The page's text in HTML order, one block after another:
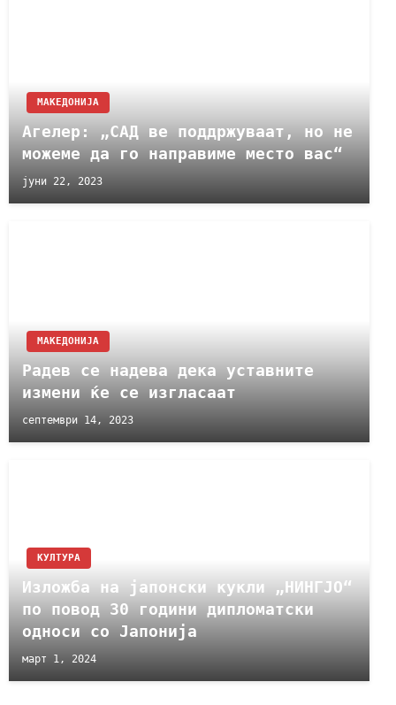
МАКЕДОНИЈА
Агелер: „САД ве поддржуваат, но не
можеме да го направиме место вас“
јуни 22, 2023
МАКЕДОНИЈА
Радев се надева дека уставните
измени ќе се изгласаат
септември 14, 2023
КУЛТУРА
Изложба на јапонски кукли „НИНГЈО“
по повод 30 години дипломатски
односи со Јапонија
март 1, 2024